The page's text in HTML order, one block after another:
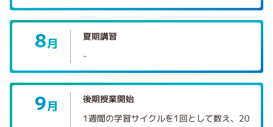
8月 夏期講習
-
9月 後期授業開始
1週間の学習サイクルを1回として数え、20